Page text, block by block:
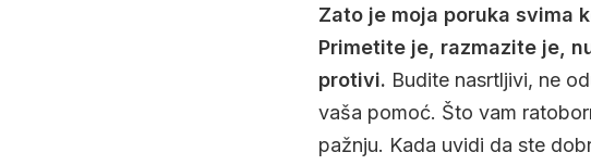
Zato je moja poruka svima
Primetite je, razmazite je,
protivi. Budite nasrtljivi, ne
vaša pomoć. Što vam
pažnju. Kada uvidi da ste